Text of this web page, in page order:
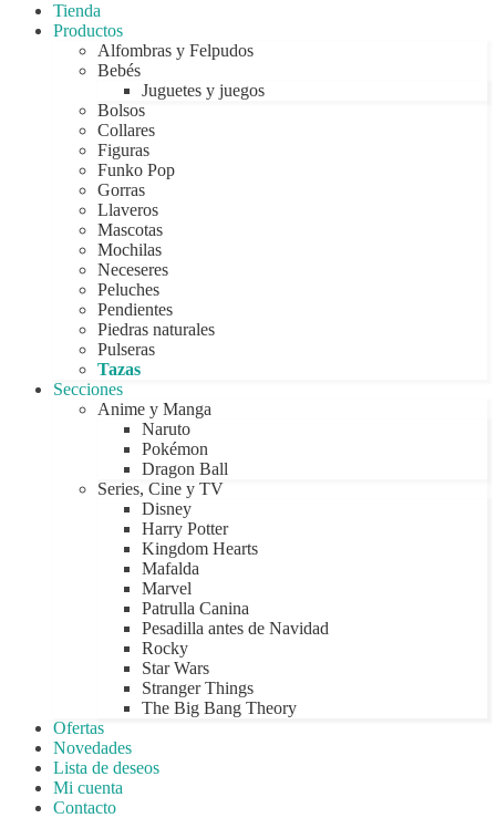
Tienda
Productos
Alfombras y Felpudos
Bebés
Juguetes y juegos
Bolsos
Collares
Figuras
Funko Pop
Gorras
Llaveros
Mascotas
Mochilas
Neceseres
Peluches
Pendientes
Piedras naturales
Pulseras
Tazas
Secciones
Anime y Manga
Naruto
Pokémon
Dragon Ball
Series, Cine y TV
Disney
Harry Potter
Kingdom Hearts
Mafalda
Marvel
Patrulla Canina
Pesadilla antes de Navidad
Rocky
Star Wars
Stranger Things
The Big Bang Theory
Ofertas
Novedades
Lista de deseos
Mi cuenta
Contacto